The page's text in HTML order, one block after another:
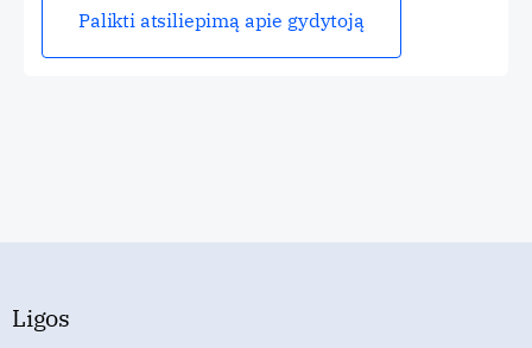
Palikti atsiliepimą apie gydytoją
Ligos